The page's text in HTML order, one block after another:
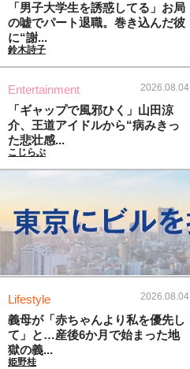
「男子大学生を誘惑してる」お局
の嘘でパート退職。巻き込んだ彼
に“謝...
鈴木詩子
Entertainment 2026.08.04
「ギャップで風邪ひく」山田涼
介、王道アイドルから“病みきっ
た悲壮感...
こじらぶ
Lifestyle 2026.08.04
義母が「赤ちゃんより私を優先し
て」と…産後6か月で始まった地
獄の義...
姫野桂